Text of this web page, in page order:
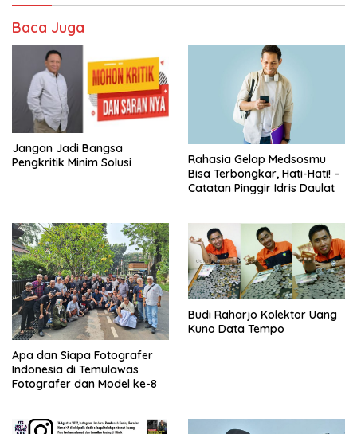
Baca Juga
Jangan Jadi Bangsa
Pengkritik Minim Solusi
Rahasia Gelap Medsosmu
Bisa Terbongkar, Hati-Hati! –
Catatan Pinggir Idris Daulat
Apa dan Siapa Fotografer
Indonesia di Temulawas
Fotografer dan Model ke-8
Budi Raharjo Kolektor Uang
Kuno Data Tempo